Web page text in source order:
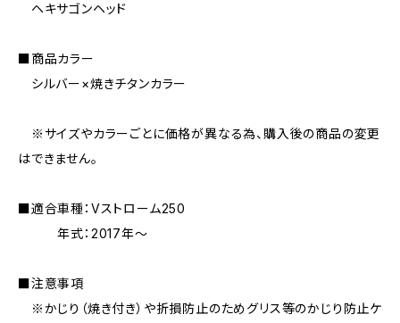
ヘキサゴンヘッド
■商品カラー
シルバー×焼きチタンカラー
※サイズやカラーごとに価格が異なる為、購入後の商品の変更
はできません。
■適合車種：Vストローム250
年式：2017年〜
■注意事項
※かじり（焼き付き）や折損防止のためグリス等のかじり防止ケ